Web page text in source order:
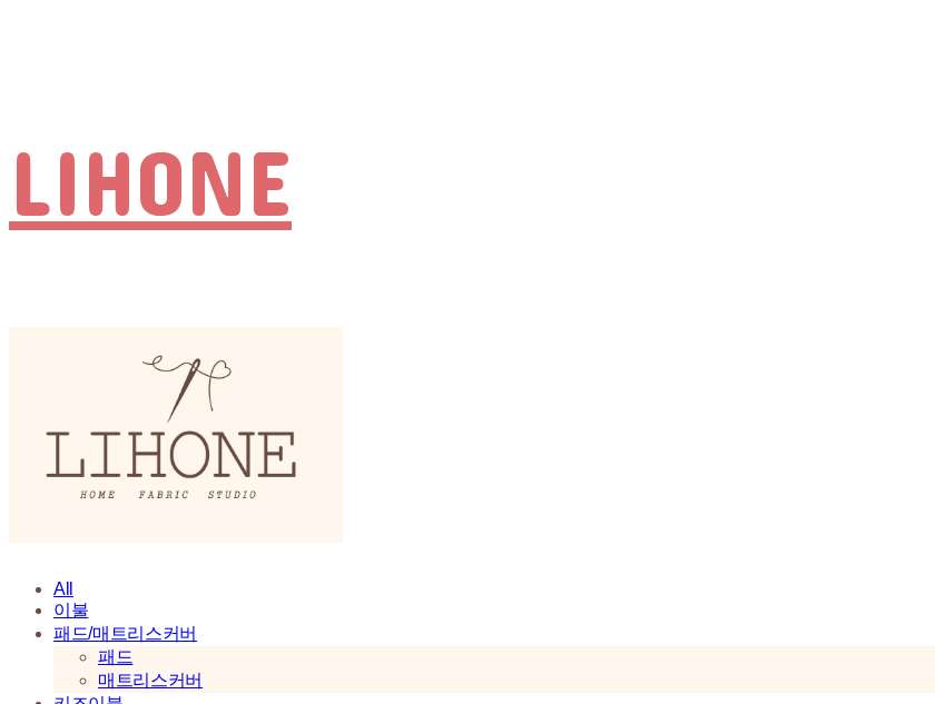
LIHONE
All
이불
패드/매트리스커버
패드
매트리스커버